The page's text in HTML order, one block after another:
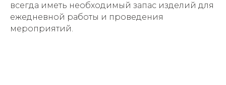
всегда иметь необходимый запас изделий для
ежедневной работы и проведения
мероприятий.